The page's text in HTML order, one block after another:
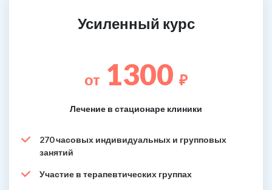
Усиленный курс
от 1300 ₽
Лечение в стационаре клиники
270 часовых индивидуальных и групповых
занятий
Участие в терапевтических группах